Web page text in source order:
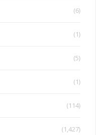
(6)
(1)
(5)
(1)
(114)
(1,427)